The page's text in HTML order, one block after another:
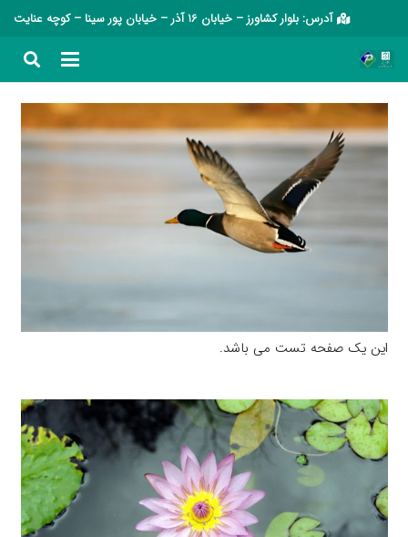
آدرس: بلوار کشاورز – خیابان 16 آذر – خیابان پور سینا – کوچه عنایت
این یک صفحه تست می باشد.